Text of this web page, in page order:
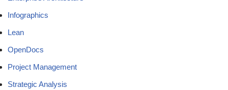
Infographics
Lean
OpenDocs
Project Management
Strategic Analysis